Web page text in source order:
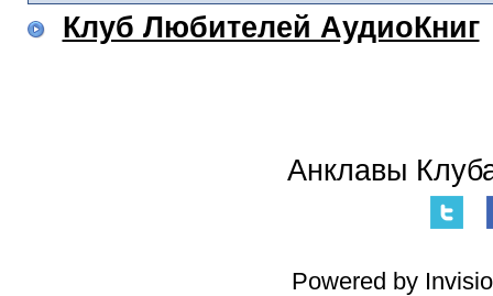
Клуб Любителей АудиоКниг
Анклавы
Powered by